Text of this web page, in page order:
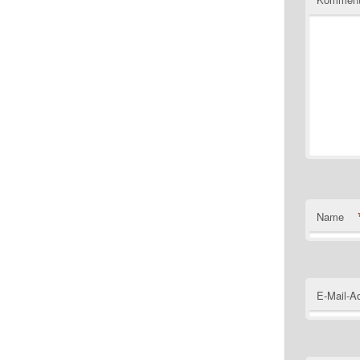
Name
E-Mail-